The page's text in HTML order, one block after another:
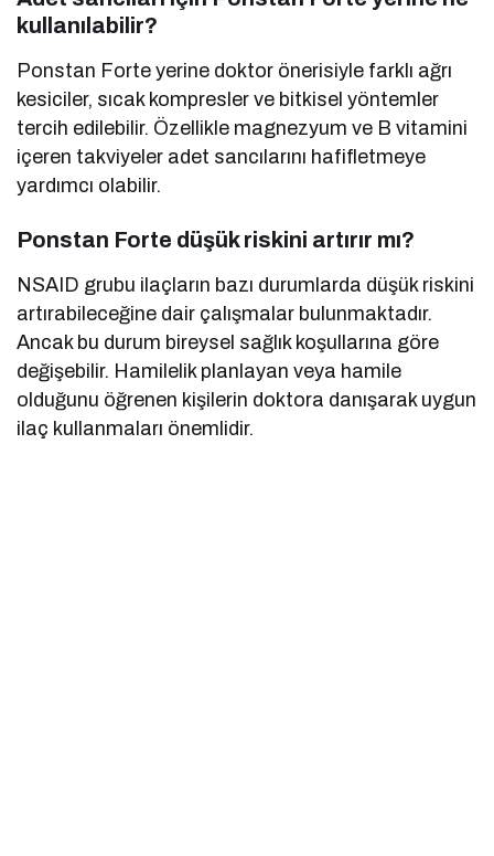
kullanılabilir?
Ponstan Forte yerine doktor önerisiyle farklı ağrı
kesiciler, sıcak kompresler ve bitkisel yöntemler
tercih edilebilir. Özellikle magnezyum ve B vitamini
içeren takviyeler adet sancılarını hafifletmeye
yardımcı olabilir.
Ponstan Forte düşük riskini artırır mı?
NSAID grubu ilaçların bazı durumlarda düşük riskini
artırabileceğine dair çalışmalar bulunmaktadır.
Ancak bu durum bireysel sağlık koşullarına göre
değişebilir. Hamilelik planlayan veya hamile
olduğunu öğrenen kişilerin doktora danışarak uygun
ilaç kullanmaları önemlidir.